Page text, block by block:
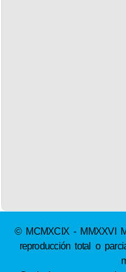
© MCMXCIX - MMXXVI
reproducción total o